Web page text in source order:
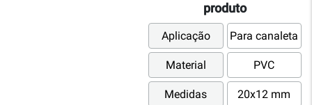
produto
Aplicação Para canaleta
Material PVC
Medidas 20x12 mm